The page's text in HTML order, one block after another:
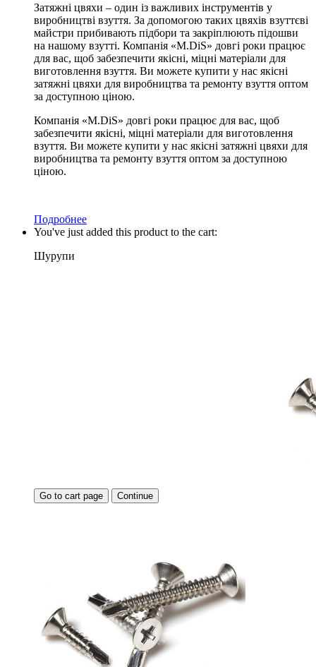
Затяжні цвяхи – один із важливих інструментів у
виробництві взуття. За допомогою таких цвяхів взуттєві
майстри прибивають підбори та закріплюють підошви
на нашому взутті. Компанія «M.DiS» довгі роки працює
для вас, щоб забезпечити якісні, міцні матеріали для
виготовлення взуття. Ви можете купити у нас якісні
затяжні цвяхи для виробництва та ремонту взуття оптом
за доступною ціною.
Компанія «M.DiS» довгі роки працює для вас, щоб
забезпечити якісні, міцні матеріали для виготовлення
взуття. Ви можете купити у нас якісні затяжні цвяхи для
виробництва та ремонту взуття оптом за доступною
ціною.
Подробнее
You've just added this product to the cart:
Шурупи
Go to cart page Continue